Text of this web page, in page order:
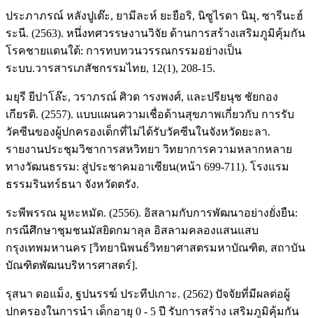
ประภาภรณ์ หลังปูเต๊ะ, ยามีละห์ ยะยือริ, นิซูไรดา นิมุ, ซารีนะฮ์
ระนี. (2563). หนึ่งทศวรรษงานวิจัย ด้านการสร้างเสริมภูมิคุ้มกัน
โรคชายแดนใต้: การทบทวนวรรณกรรมอย่างเป็น
ระบบ.วารสารเภสัชกรรมไทย, 12(1), 208-15.
มยุรี ยีปาโล๊ะ, วราภรณ์ ศิวด ารงพงศ์, และปรียนุช ชัยกอง
เกียรติ. (2557). แบบแผนความเชื่อด้านสุขภาพเกี่ยวกับ การรับ
วัคซีนของผู้ปกครองเด็กที่ไม่ได้รับวัคซีนในจังหวัดยะลา.
รายงานประชุมวิชาการสหวิทยา วิทยาการความหลากหลาย
ทางวัฒนธรรม: สู่ประชาคมอาเซียน(หน้า 699-711). โรงแรม
ธรรมรินทร์ธนา จังหวัดตรัง.
ระพีพรรณ มูหะหมัด. (2556). อิสลามกับการพัฒนาอย่างยั่งยืน:
กรณีศึกษาชุมชนมัสยิดกมาลุล อิสลามคลองแสนแสบ
กรุงเทพมหานคร [วิทยานิพนธ์วิทยาศาสตรมหาบัณฑิต, สถาบัน
บัณฑิตพัฒนบริหารศาสตร์].
รุสนา ดอแม็ง, ฐปนรรฆ์ ประทีปเกาะ. (2562) ปัจจัยที่มีผลต่อผู้
ปกครองในการนำ เด็กอายุ 0 - 5 ปี รับการสร้าง เสริมภูมิคุ้มกัน